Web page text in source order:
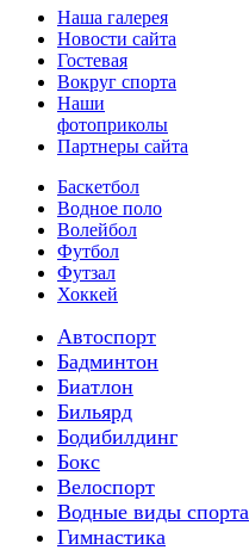
Наша галерея
Новости сайта
Гостевая
Вокруг спорта
Наши
фотоприколы
Партнеры сайта
Баскетбол
Водное поло
Волейбол
Футбол
Футзал
Хоккей
Автоспорт
Бадминтон
Биатлон
Бильярд
Бодибилдинг
Бокс
Велоспорт
Водные виды спорта
Гимнастика